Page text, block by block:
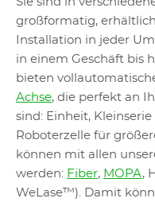
großformatig,
Installation in jeder
in einem Geschäft bis
bieten
Achse, die perfekt an
sind: Einheit,
Roboterzelle für
können mit allen
werden: Fiber, MOPA,
WeLase™). Damit